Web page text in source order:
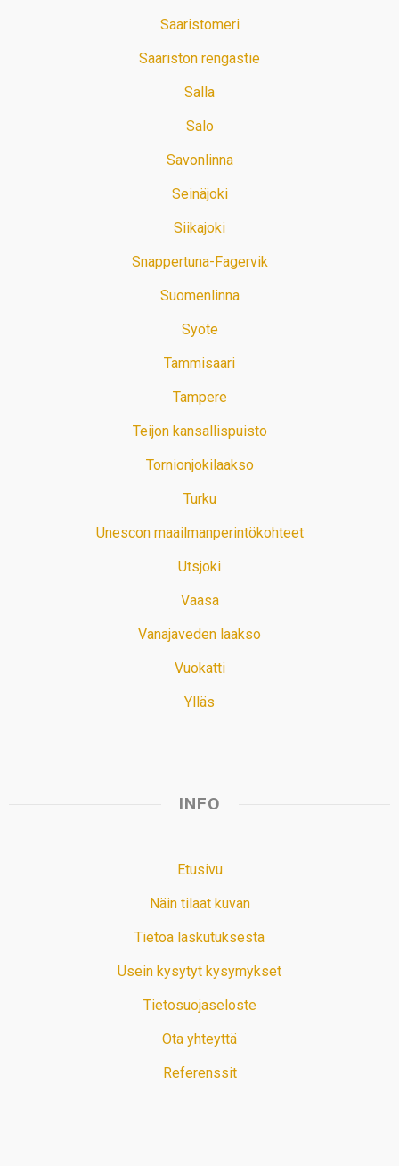
Saaristomeri
Saariston rengastie
Salla
Salo
Savonlinna
Seinäjoki
Siikajoki
Snappertuna-Fagervik
Suomenlinna
Syöte
Tammisaari
Tampere
Teijon kansallispuisto
Tornionjokilaakso
Turku
Unescon maailmanperintökohteet
Utsjoki
Vaasa
Vanajaveden laakso
Vuokatti
Ylläs
INFO
Etusivu
Näin tilaat kuvan
Tietoa laskutuksesta
Usein kysytyt kysymykset
Tietosuojaseloste
Ota yhteyttä
Referenssit